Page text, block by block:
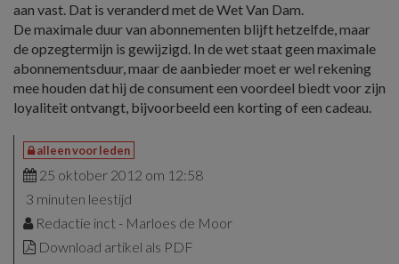
aan vast. Dat is veranderd met de Wet Van Dam.
De maximale duur van abonnementen blijft hetzelfde, maar
de opzegtermijn is gewijzigd. In de wet staat geen maximale
abonnementsduur, maar de aanbieder moet er wel rekening
mee houden dat hij de consument een voordeel biedt voor zijn
loyaliteit ontvangt, bijvoorbeeld een korting of een cadeau.
alleen voor leden
25 oktober 2012 om 12:58
3 minuten leestijd
Redactie inct - Marloes de Moor
Download artikel als PDF